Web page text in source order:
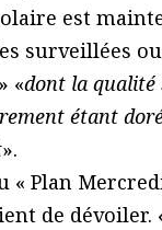
est
surveillées
«dont la qualité
étant
».
« Plan
de dévoiler.